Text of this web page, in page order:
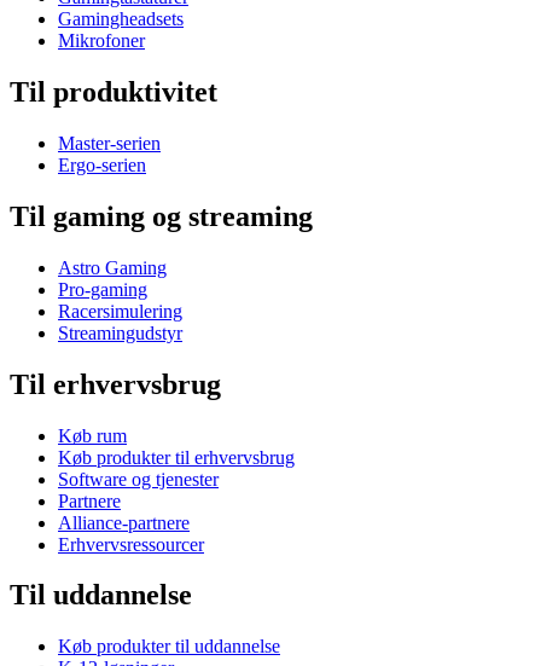
Gamingheadsets
Mikrofoner
Til produktivitet
Master-serien
Ergo-serien
Til gaming og streaming
Astro Gaming
Pro-gaming
Racersimulering
Streamingudstyr
Til erhvervsbrug
Køb rum
Køb produkter til erhvervsbrug
Software og tjenester
Partnere
Alliance-partnere
Erhvervsressourcer
Til uddannelse
Køb produkter til uddannelse